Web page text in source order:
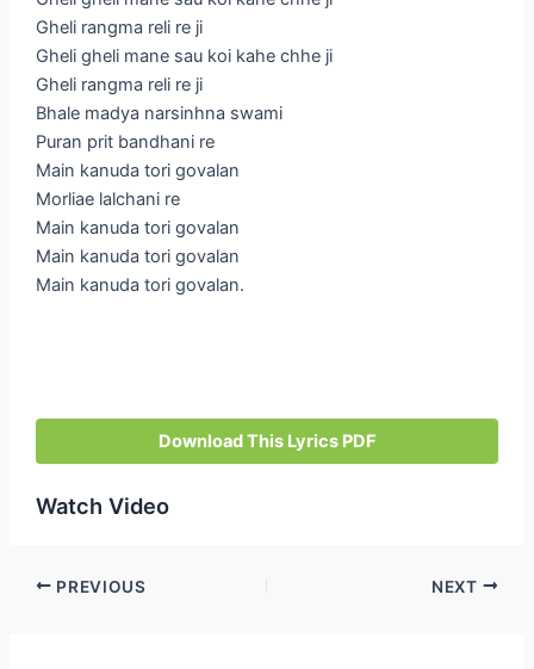
Gheli rangma reli re ji
Gheli gheli mane sau koi kahe chhe ji
Gheli rangma reli re ji
Bhale madya narsinhna swami
Puran prit bandhani re
Main kanuda tori govalan
Morliae lalchani re
Main kanuda tori govalan
Main kanuda tori govalan
Main kanuda tori govalan.
Download This Lyrics PDF
Watch Video
Post
PREVIOUS NEXT